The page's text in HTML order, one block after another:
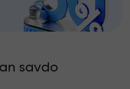
savdo